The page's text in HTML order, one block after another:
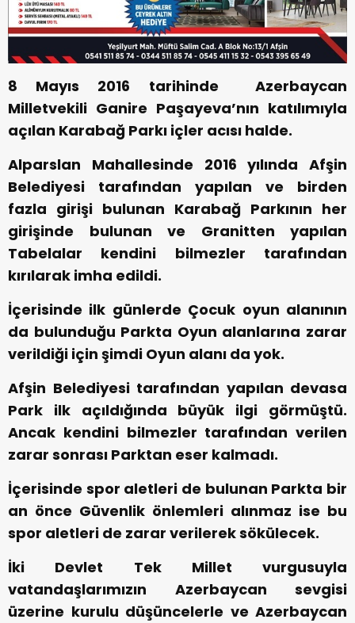
8 Mayıs 2016 tarihinde Azerbaycan
Milletvekili Ganire Paşayeva’nın katılımıyla
açılan Karabağ Parkı içler acısı halde.
Alparslan Mahallesinde 2016 yılında Afşin
Belediyesi tarafından yapılan ve birden
fazla girişi bulunan Karabağ Parkının her
girişinde bulunan ve Granitten yapılan
Tabelalar kendini bilmezler tarafından
kırılarak imha edildi.
İçerisinde ilk günlerde Çocuk oyun alanının
da bulunduğu Parkta Oyun alanlarına zarar
verildiği için şimdi Oyun alanı da yok.
Afşin Belediyesi tarafından yapılan devasa
Park ilk açıldığında büyük ilgi görmüştü.
Ancak kendini bilmezler tarafından verilen
zarar sonrası Parktan eser kalmadı.
İçerisinde spor aletleri de bulunan Parkta bir
an önce Güvenlik önlemleri alınmaz ise bu
spor aletleri de zarar verilerek sökülecek.
İki Devlet Tek Millet vurgusuyla
vatandaşlarımızın Azerbaycan sevgisi
üzerine kurulu düşüncelerle ve Azerbaycan